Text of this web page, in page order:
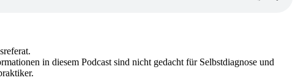
in diesem Podcast sind nicht gedacht für Selbstdiagnose und